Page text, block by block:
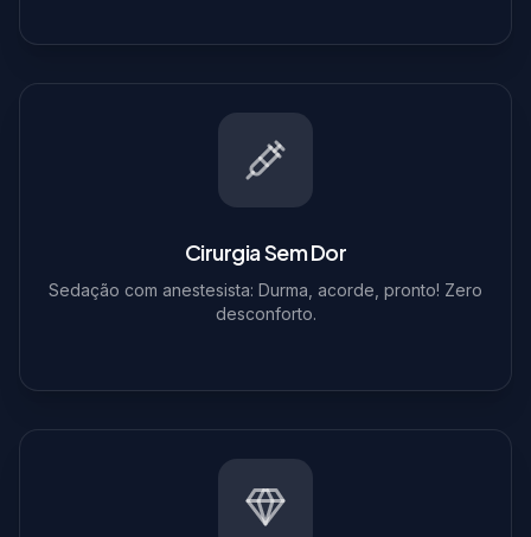
Cirurgia Sem Dor
Sedação com anestesista: Durma, acorde, pronto! Zero
desconforto.